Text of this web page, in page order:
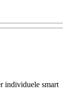
individuele smart